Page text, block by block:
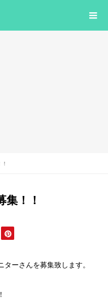
！！
ーさんを募集致します。